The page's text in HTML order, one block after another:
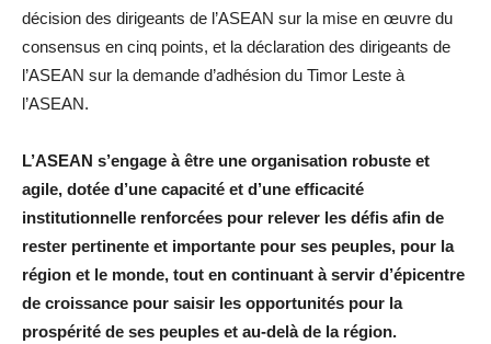
décision des dirigeants de l’ASEAN sur la mise en œuvre du
consensus en cinq points, et la déclaration des dirigeants de
l’ASEAN sur la demande d’adhésion du Timor Leste à
l’ASEAN.
L’ASEAN s’engage à être une organisation robuste et
agile, dotée d’une capacité et d’une efficacité
institutionnelle renforcées pour relever les défis afin de
rester pertinente et importante pour ses peuples, pour la
région et le monde, tout en continuant à servir d’épicentre
de croissance pour saisir les opportunités pour la
prospérité de ses peuples et au-delà de la région.